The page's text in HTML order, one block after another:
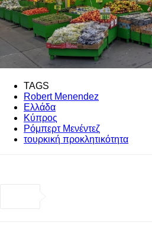
TAGS
Robert Menendez
Ελλάδα
Κύπρος
Ρόμπερτ Μενέντεζ
τουρκική προκλητικότητα